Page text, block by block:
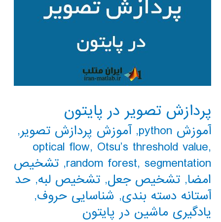
پردازش تصویر در پایتون
آموزش python ,آموزش پردازش تصویر,
optical flow, Otsu’s threshold value,
random forest, segmentation
, تشخیص
امضا, تشخیص جعل, تشخیص لبه, حد
آستانه دسته بندی, شناسایی حروف,
یادگیری ماشین در پایتون